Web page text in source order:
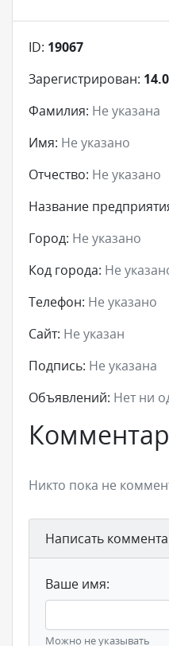
ID: 19067
Зарегистрирован:
Фамилия: Не указана
Имя: Не указано
Отчество: Не указано
Название
Город: Не указано
Код города: Не
Телефон: Не указано
Сайт: Не указан
Подпись: Не указана
Объявлений: Нет ни
Никто пока не
Написать
Ваше имя:
Можно не указывать